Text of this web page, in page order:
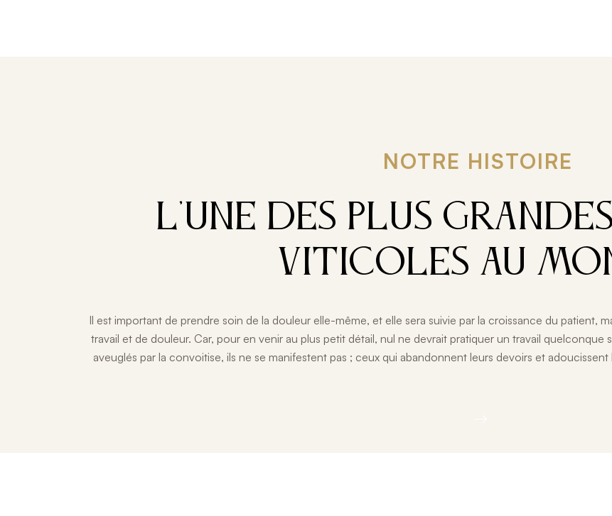
NOTRE HISTOIRE
L'UNE DES PLUS
VITICOLES AU
Il est important de prendre soin de la douleur elle-même, et elle sera suivie par la croissance du patient,
travail et de douleur. Car, pour en venir au plus petit détail, nul ne devrait pratiquer un travail
aveuglés par la convoitise, ils ne se manifestent pas ; ceux qui abandonnent leurs devoirs et